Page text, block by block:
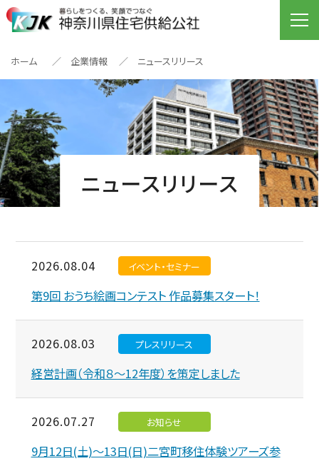
ホーム 企業情報 ニュースリリース
ニュースリリース
2026.08.04 イベント・セミナー
第9回 おうち絵画コンテスト 作品募集スタート！
2026.08.03 プレスリリース
経営計画（令和８～12年度）を策定しました
2026.07.27 お知らせ
9月12日(土)～13日(日)二宮町移住体験ツアーズ参